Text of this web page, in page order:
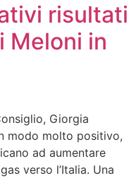
risultati
Meloni in
Giorgia
modo molto positivo,
ad aumentare
verso l’Italia. Una